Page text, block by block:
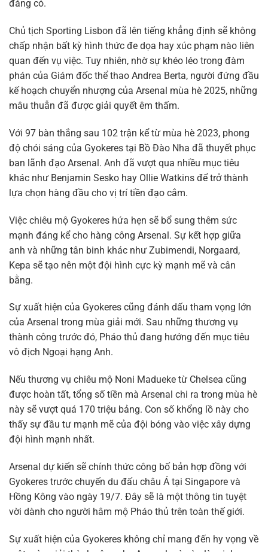
đáng có.
Chủ tịch Sporting Lisbon đã lên tiếng khẳng định sẽ không
chấp nhận bất kỳ hình thức đe dọa hay xúc phạm nào liên
quan đến vụ việc. Tuy nhiên, nhờ sự khéo léo trong đàm
phán của Giám đốc thể thao Andrea Berta, người đứng đầu
kế hoạch chuyển nhượng của Arsenal mùa hè 2025, những
mâu thuẫn đã được giải quyết êm thấm.
Với 97 bàn thắng sau 102 trận kể từ mùa hè 2023, phong
độ chói sáng của Gyokeres tại Bồ Đào Nha đã thuyết phục
ban lãnh đạo Arsenal. Anh đã vượt qua nhiều mục tiêu
khác như Benjamin Sesko hay Ollie Watkins để trở thành
lựa chọn hàng đầu cho vị trí tiền đạo cắm.
Việc chiêu mộ Gyokeres hứa hẹn sẽ bổ sung thêm sức
mạnh đáng kể cho hàng công Arsenal. Sự kết hợp giữa
anh và những tân binh khác như Zubimendi, Norgaard,
Kepa sẽ tạo nên một đội hình cực kỳ mạnh mẽ và cân
bằng.
Sự xuất hiện của Gyokeres cũng đánh dấu tham vọng lớn
của Arsenal trong mùa giải mới. Sau những thương vụ
thành công trước đó, Pháo thủ đang hướng đến mục tiêu
vô địch Ngoại hạng Anh.
Nếu thương vụ chiêu mộ Noni Madueke từ Chelsea cũng
được hoàn tất, tổng số tiền mà Arsenal chi ra trong mùa hè
này sẽ vượt quá 170 triệu bảng. Con số khổng lồ này cho
thấy sự đầu tư mạnh mẽ của đội bóng vào việc xây dựng
đội hình mạnh nhất.
Arsenal dự kiến sẽ chính thức công bố bản hợp đồng với
Gyokeres trước chuyến du đấu châu Á tại Singapore và
Hồng Kông vào ngày 19/7. Đây sẽ là một thông tin tuyệt
vời dành cho người hâm mộ Pháo thủ trên toàn thế giới.
Sự xuất hiện của Gyokeres không chỉ mang đến hy vọng về